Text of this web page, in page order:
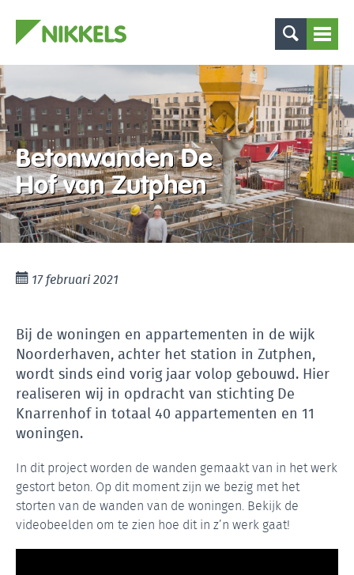
Betonwanden De
Hof van Zutphen
17 februari 2021
Bij de woningen en appartementen in de wijk
Noorderhaven, achter het station in Zutphen,
wordt sinds eind vorig jaar volop gebouwd. Hier
realiseren wij in opdracht van stichting De
Knarrenhof in totaal 40 appartementen en 11
woningen.
In dit project worden de wanden gemaakt van in het werk
gestort beton. Op dit moment zijn we bezig met het
storten van de wanden van de woningen. Bekijk de
videobeelden om te zien hoe dit in z’n werk gaat!